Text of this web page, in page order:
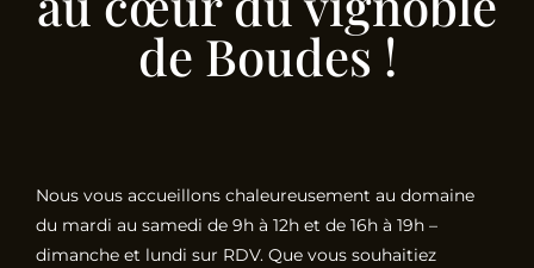
de Boudes !
Nous vous accueillons chaleureusement au domaine
du mardi au samedi de 9h à 12h et de 16h à 19h –
dimanche et lundi sur RDV. Que vous souhaitiez